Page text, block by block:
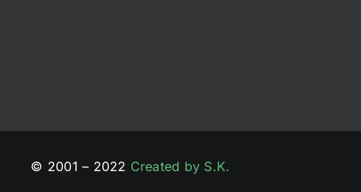
© 2001 – 2022 Created by S.K.